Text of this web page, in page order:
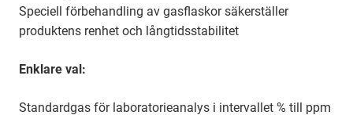
Speciell förbehandling av gasflaskor säkerställer
produktens renhet och långtidsstabilitet
Enklare val:
Standardgas för laboratorieanalys i intervallet % till ppm